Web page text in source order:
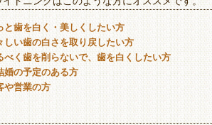
と歯を白く・美しくしたい方
しい歯の白さを取り戻したい方
べく歯を削らないで、歯を白くしたい方
婚の予定のある方
や営業の方